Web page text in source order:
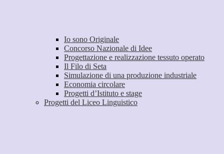
Io sono Originale
Concorso Nazionale di Idee
Progettazione e realizzazione tessuto operato
Il Filo di Seta
Simulazione di una produzione industriale
Economia circolare
Progetti d’Istituto e stage
Progetti del Liceo Linguistico